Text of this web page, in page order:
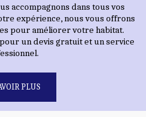
accompagnons dans tous vos
expérience, nous vous offrons
pour améliorer votre habitat.
un devis gratuit et un service
PLUS